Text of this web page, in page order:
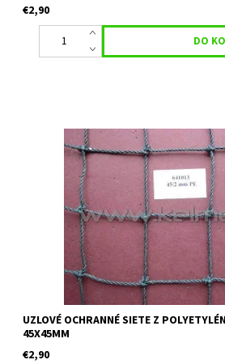
€2,90
Uzlová ochranná sieť vhodná na tenisové
deliaca sieť, priemyselné plochy.
mm Veľkosť oka: 45 mm x 45 mm Farba:
UZLOVÉ OCHRANNÉ SIETE Z
45X45MM
€2,90